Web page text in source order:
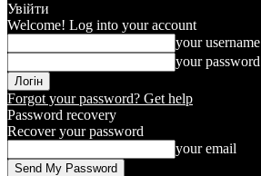
Увійти
Welcome! Log into your account
your username
your password
Forgot your password? Get help
Password recovery
Recover your password
your email